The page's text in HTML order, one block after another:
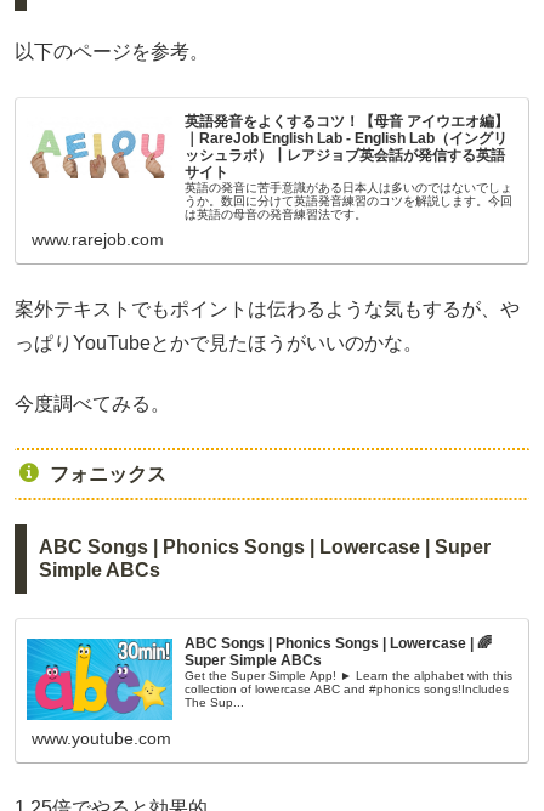
以下のページを参考。
英語発音をよくするコツ！【母音 アイウエオ編】
｜RareJob English Lab - English Lab（イングリ
ッシュラボ）┃レアジョブ英会話が発信する英語
サイト
英語の発音に苦手意識がある日本人は多いのではないでしょ
うか。数回に分けて英語発音練習のコツを解説します。今回
は英語の母音の発音練習法です。
www.rarejob.com
案外テキストでもポイントは伝わるような気もするが、や
っぱりYouTubeとかで見たほうがいいのかな。
今度調べてみる。
フォニックス
ABC Songs | Phonics Songs | Lowercase | Super
Simple ABCs
ABC Songs | Phonics Songs | Lowercase | ​​🌈
Super Simple ABCs
Get the Super Simple App! ► Learn the alphabet with this
collection of lowercase ABC and #phonics songs!Includes
The Sup...
www.youtube.com